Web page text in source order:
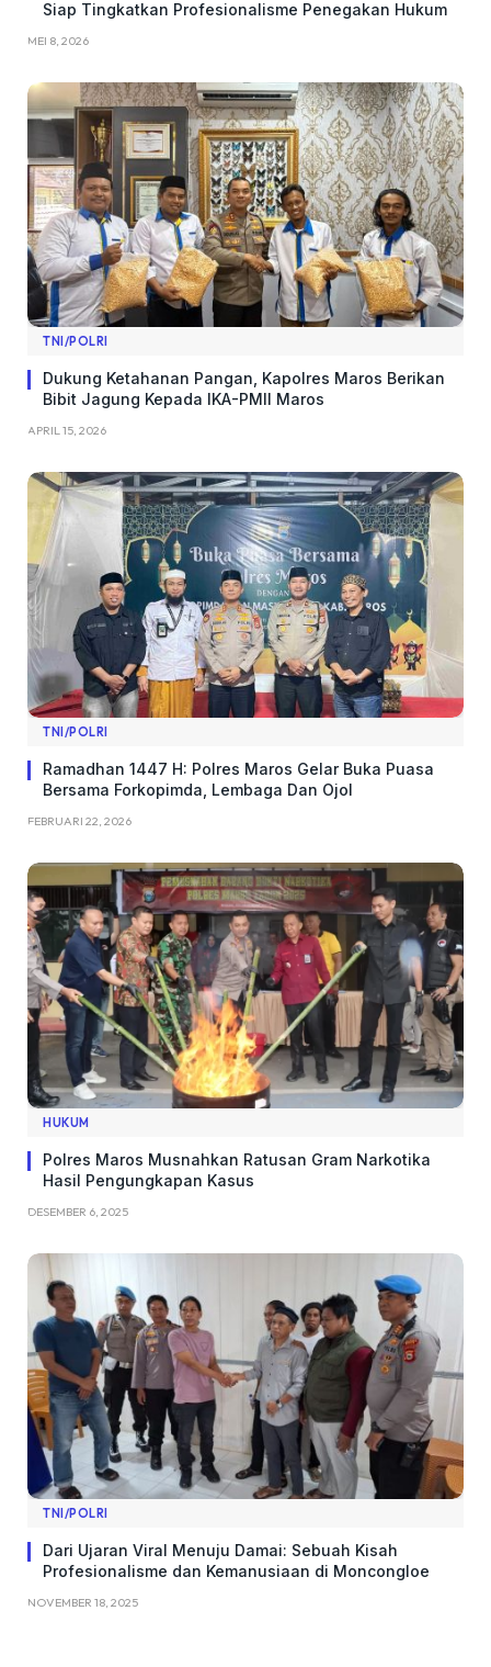
Siap Tingkatkan Profesionalisme Penegakan Hukum
MEI 8, 2026
TNI/POLRI
Dukung Ketahanan Pangan, Kapolres Maros Berikan
Bibit Jagung Kepada IKA-PMII Maros
APRIL 15, 2026
TNI/POLRI
Ramadhan 1447 H: Polres Maros Gelar Buka Puasa
Bersama Forkopimda, Lembaga Dan Ojol
FEBRUARI 22, 2026
HUKUM
Polres Maros Musnahkan Ratusan Gram Narkotika
Hasil Pengungkapan Kasus
DESEMBER 6, 2025
TNI/POLRI
Dari Ujaran Viral Menuju Damai: Sebuah Kisah
Profesionalisme dan Kemanusiaan di Moncongloe
NOVEMBER 18, 2025